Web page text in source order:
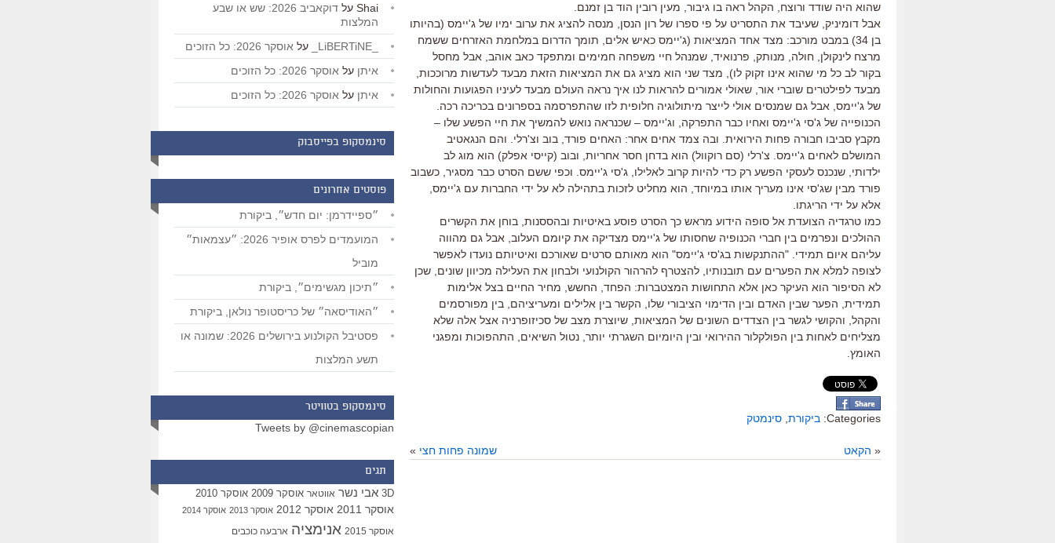
שהוא היה שודד ורוצח, הקהל ראה בו גיבור, מעין רובין הוד בן זמנם.
אבל דומיניק, שעיבד את התסריט על פי ספרו של רון הנסן, מנסה להציג את ערוב ימיו של ג'יימס (בהיותו
בן 34) במבט מורכב: מצד אחד המציאות (ג'יימס כאיש אלים, תומך הדרום במלחמת האזרחים ששמח
מרצח לינקולן, חולה, מנותק, פרנואיד, שמנהל חיי משפחה חמימים ומתפקד כאב אוהב, אבל מחסל
בקור לב כל מי שהוא אינו זקוק לו), מצד שני הוא מציג גם את המציאות הזאת מבעד לעדשות מרוככות,
מבעד לפילטרים שוברי אור, שאולי אמורים להראות לנו איך נראה העולם מבעד לעיניו הפגועות והחולות
של ג'יימס, אבל גם שמנסים אולי לייצר מיתולוגיה חלופית לזו שהתפרסמה בספרונים בכריכה רכה.
הכנופייה של ג'סי ג'יימס ואחיו כבר התפרקה, וג'יימס – שכנראה נואש להמשיך את חיי הפשע שלו –
מקבץ סביבו חבורה פחות הירואית. ובה צמד אחים אחר: האחים פורד, בוב וצ'רלי. והם הנגאטיב
המושלם לאחים ג'יימס. צ'רלי (סם רוקוול) הוא בדחן חסר אחריות, ובוב (קייסי אפלק) הוא מוג לב
ילדותי, שנכנס לעסקי הפשע רק כדי להיות קרוב לאלילו, ג'סי ג'יימס. וכפי ששם הסרט כבר מסגיר, כשבוב
פורד מבין שג'סי אינו מעריך אותו במיוחד, הוא מחליט לזכות בתהילה לא על ידי החברות עם ג'יימס,
אלא על ידי הריגתו.
כמו טרגדיה הצועדת אל סופה הידוע מראש כך הסרט פוסע באיטיות ובהססנות, בוחן את הקשרים
ההולכים ונפרמים בין חברי הכנופיה שחסותו של ג'יימס מצדיקה את קיומם העלוב, אבל גם מהווה
עליהם איום תמידי. "ההתנקשות בג'סי ג'יימס" הוא מאותם סרטים שאורכם ואיטיותם נועדו לאפשר
לצופה למלא את הפערים עם תובנותיו, להצטרף להרהור הקולנועי ולבחון את העלילה מכיוון שונים, שכן
לא הסיפור הוא העיקר כאן אלא התחושות המצטברות: הפחד, החשש, מחיר החיים בצל אלימות
תמידית, הפער שבין האדם ובין הדימוי הציבורי שלו, הקשר בין אלילים ומעריציהם, בין מפורסמים
והקהל, והקושי לגשר בין הצדדים השונים של המציאות, שיוצרת מצב של סכיזופרניה אצל אלה שלא
מצליחים לאחות בין הפולקלור ההירואי ובין היומיום השגרתי יותר, נטול השיאים, התהפוכות ומפגני
האומץ.
Categories: ביקורת סינמטק
« הקאט שמונה פחות חצי »
Shai על
דוקאביב 2026: שש או שבע
המלצות
על אוסקר 2026: כל הזוכים
איתן על אוסקר 2026: כל הזוכים
איתן על אוסקר 2026: כל הזוכים
סינמסקופ בפייסבוק
פוסטים אחרונים
״ספיידרמן: יום חדש״, ביקורת
המועמדים לפרס אופיר 2026: ״עצמאות״
מוביל
״תיכון מגשימים״, ביקורת
״האודיסאה״ של כריסטופר נולאן, ביקורת
פסטיבל הקולנוע בירושלים 2026: שמונה או
תשע המלצות
סינמסקופ בטוויטר
Tweets by @cinemascopian
תגים
3D אבי נשר אווטאר אוסקר 2009 אוסקר 2010
אוסקר 2011 אוסקר 2012 אוסקר 2013 אוסקר 2014
אוסקר 2015 אנימציה ארבעה כוכבים